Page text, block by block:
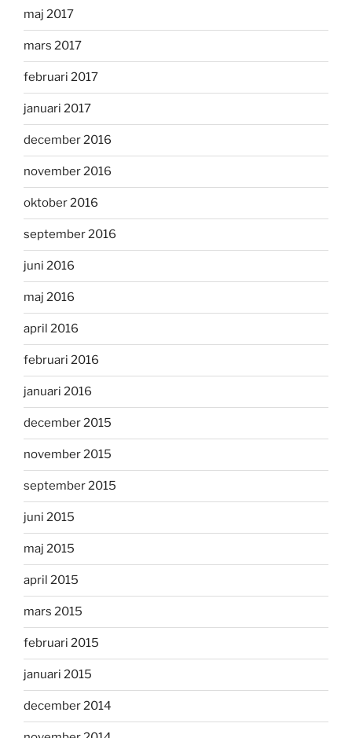
maj 2017
mars 2017
februari 2017
januari 2017
december 2016
november 2016
oktober 2016
september 2016
juni 2016
maj 2016
april 2016
februari 2016
januari 2016
december 2015
november 2015
september 2015
juni 2015
maj 2015
april 2015
mars 2015
februari 2015
januari 2015
december 2014